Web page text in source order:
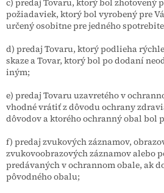
c) predaj Tovaru, ktorý bol zhotovený
požiadaviek, ktorý bol vyrobený pre
určený osobitne pre jedného
d) predaj Tovaru, ktorý podlieha
skaze a Tovar, ktorý bol po dodaní
iným;
e) predaj Tovaru uzavretého v
vhodné vrátiť z dôvodu ochrany
dôvodov a ktorého ochranný obal bol
f) predaj zvukových záznamov,
zvukovoobrazových záznamov alebo
predávaných v ochrannom obale, ak
pôvodného obalu;